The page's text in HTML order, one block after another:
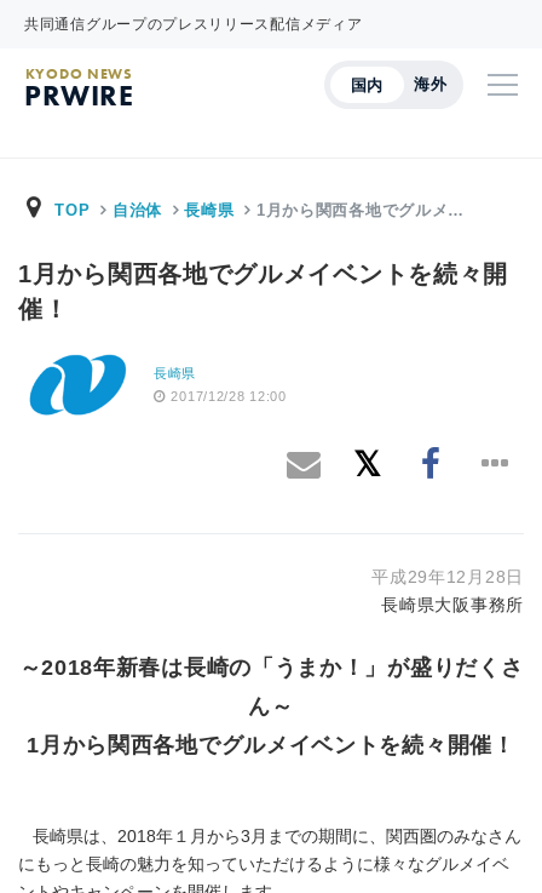
共同通信グループのプレスリリース配信メディア
国内 海外
KYODO NEWS
PRWIRE
TOP 自治体 長崎県 1月から関西各地でグルメ…
1月から関西各地でグルメイベントを続々開
催！
長崎県
2017/12/28 12:00
平成29年12月28日
長崎県大阪事務所
～2018年新春は長崎の「うまか！」が盛りだくさ
ん～
1月から関西各地でグルメイベントを続々開催！
長崎県は、2018年１月から3月までの期間に、関西圏のみなさん
にもっと長崎の魅力を知っていただけるように様々なグルメイベ